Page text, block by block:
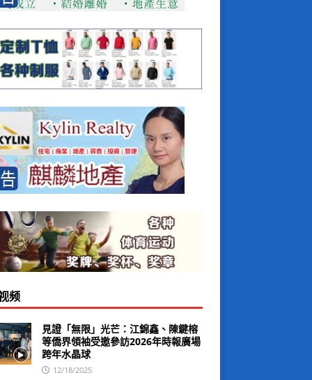
频
見證「無限」光芒：江錦鑫、陳鍵榕
等僑界領袖受邀參訪2026年時報廣場
跨年水晶球
12/18/2025